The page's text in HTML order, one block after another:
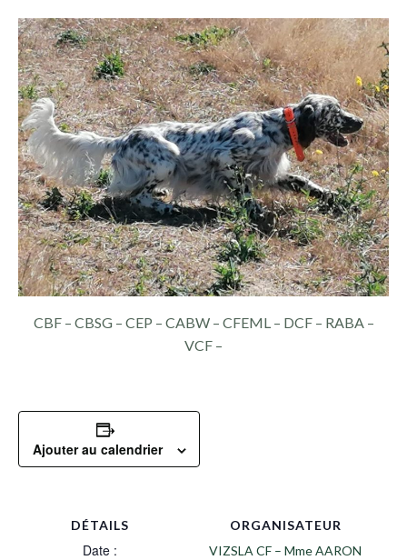
CBF – CBSG – CEP – CABW – CFEML – DCF – RABA –
VCF –
Ajouter au calendrier
DÉTAILS
Date :
ORGANISATEUR
VIZSLA CF – Mme AARON